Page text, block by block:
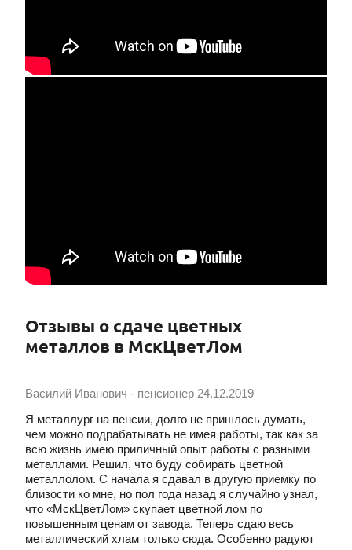
Отзывы о сдаче цветных
металлов в МскЦветЛом
Василий Иванович - пенсионер 24.12.2019
Я металлург на пенсии, долго не пришлось думать,
чем можно подрабатывать не имея работы, так как за
всю жизнь имею приличный опыт работы с разными
металлами. Решил, что буду собирать цветной
металлолом. С начала я сдавал в другую приемку по
близости ко мне, но пол года назад я случайно узнал,
что «‎МскЦветЛом»‎ скупает цветной лом по
повышенным ценам от завода. Теперь сдаю весь
металлический хлам только сюда. Особенно радуют